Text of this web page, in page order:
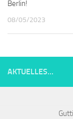
Berlin!
08/05/2023
AKTUELLES...